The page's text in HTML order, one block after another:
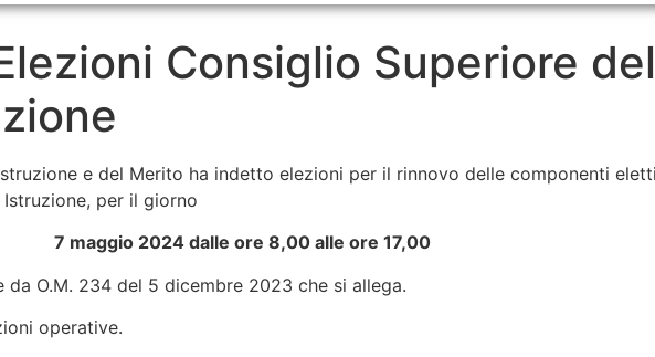
Consiglio Superiore
e del Merito ha indetto elezioni per il rinnovo delle componenti
per il giorno
7 maggio 2024 dalle ore 8,00 alle ore 17,00
O.M. 234 del 5 dicembre 2023 che si allega.
operative.